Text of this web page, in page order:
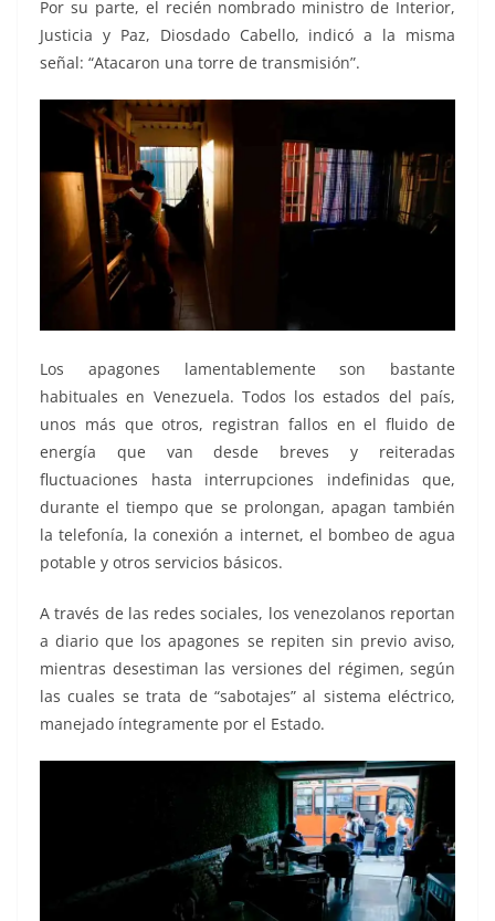
Por su parte, el recién nombrado ministro de Interior,
Justicia y Paz, Diosdado Cabello, indicó a la misma
señal: “Atacaron una torre de transmisión”.
Los apagones lamentablemente son bastante
habituales en Venezuela. Todos los estados del país,
unos más que otros, registran fallos en el fluido de
energía que van desde breves y reiteradas
fluctuaciones hasta interrupciones indefinidas que,
durante el tiempo que se prolongan, apagan también
la telefonía, la conexión a internet, el bombeo de agua
potable y otros servicios básicos.
A través de las redes sociales, los venezolanos reportan
a diario que los apagones se repiten sin previo aviso,
mientras desestiman las versiones del régimen, según
las cuales se trata de “sabotajes” al sistema eléctrico,
manejado íntegramente por el Estado.